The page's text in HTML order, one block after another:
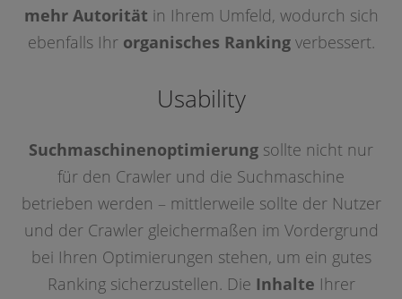
mehr Autorität in Ihrem Umfeld, wodurch sich
ebenfalls Ihr organisches Rankingverbessert.
Usability
Suchmaschinenoptimierung sollte nicht nur
für den Crawler und die Suchmaschine
betrieben werden – mittlerweile sollte der Nutzer
und der Crawler gleichermaßen im Vordergrund
bei Ihren Optimierungen stehen, um ein gutes
Ranking sicherzustellen. Die Inhalte Ihrer